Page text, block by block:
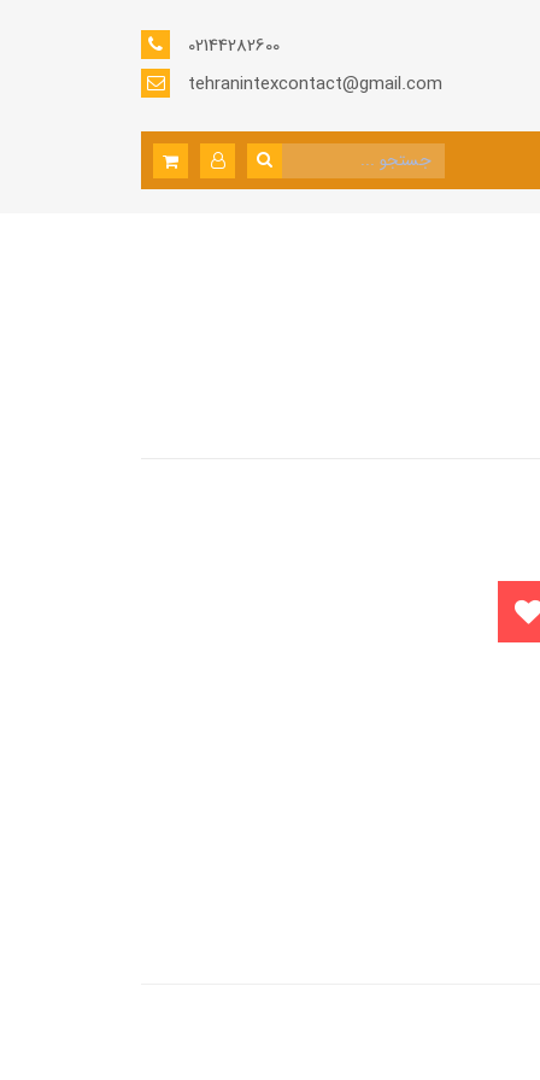
02144282600
tehranintexcontact@gmail.com